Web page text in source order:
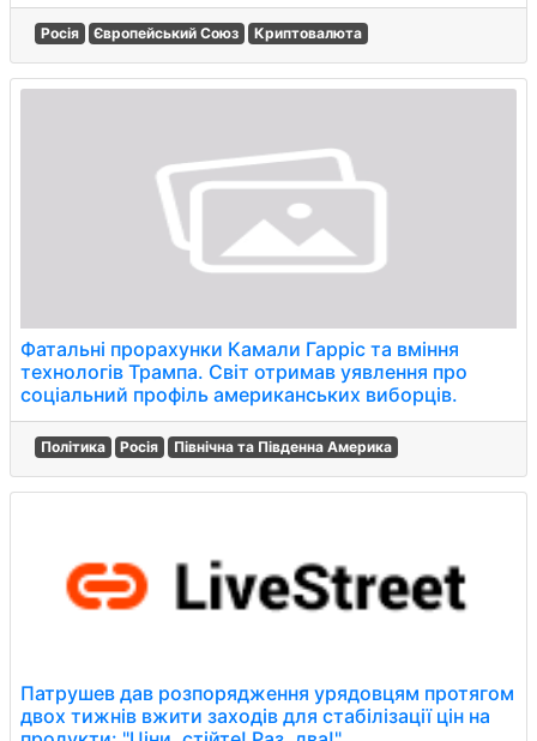
Росія Європейський Союз Криптовалюта
Фатальні прорахунки Камали Гарріс та вміння
технологів Трампа. Світ отримав уявлення про
соціальний профіль американських виборців.
Політика Росія Північна та Південна Америка
Патрушев дав розпорядження урядовцям протягом
двох тижнів вжити заходів для стабілізації цін на